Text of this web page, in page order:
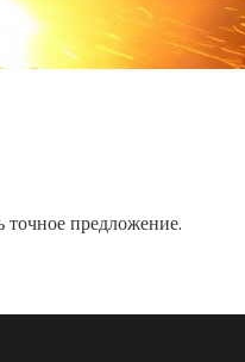
точное предложение.